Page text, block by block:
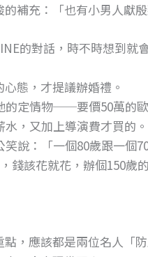
補充：「也有小男人獻殷
的對話，時不時想到就
態，才提議辦婚禮。
定情物──要價50萬的
，又加上導演費才買的。
說：「一個80歲跟一個
錢該花就花，辦個150歲
，應該都是兩位名人「